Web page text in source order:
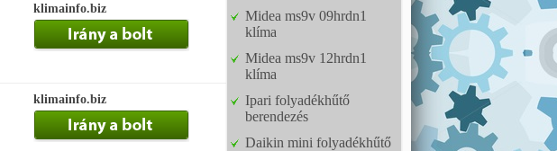
klimainfo.biz
klimainfo.biz
Midea ms9v 09hrdn1
klíma
Midea ms9v 12hrdn1
klíma
Ipari folyadékhűtő
berendezés
Daikin mini folyadékhűtő